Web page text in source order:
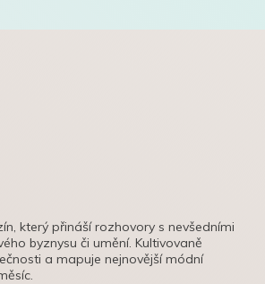
který přináší rozhovory s nevšedními
byznysu či umění. Kultivovaně
a mapuje nejnovější módní